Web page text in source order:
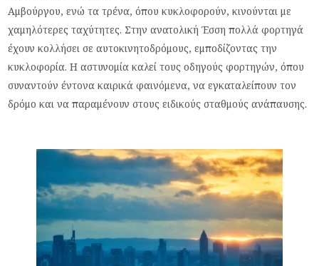
Αμβούργου, ενώ τα τρένα, όπου κυκλοφορούν, κινούνται με
χαμηλότερες ταχύτητες. Στην ανατολική Έσση πολλά φορτηγά
έχουν κολλήσει σε αυτοκινητοδρόμους, εμποδίζοντας την
κυκλοφορία. Η αστυνομία καλεί τους οδηγούς φορτηγών, όπου
συναντούν έντονα καιρικά φαινόμενα, να εγκαταλείπουν τον
δρόμο και να παραμένουν στους ειδικούς σταθμούς ανάπαυσης.